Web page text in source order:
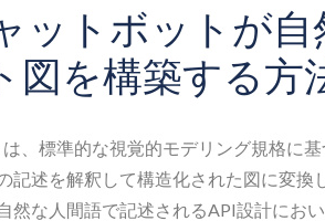
ットボットが
図を構築する方
、標準的な視覚的モデリング規格に
記述を解釈して構造化された図に変換
然な人間語で記述されるAPI設計におい